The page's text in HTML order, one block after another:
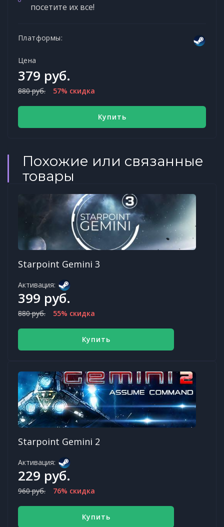
посетите их все!
Платформы:
Цена
379 руб.
880 руб. 57% скидка
Купить
Похожие или связанные
товары
Starpoint Gemini 3
Активация:
399 руб.
880 руб. 55% скидка
Купить
Starpoint Gemini 2
Активация:
229 руб.
960 руб. 76% скидка
Купить